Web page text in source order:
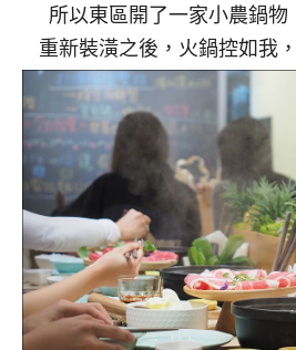
所以東區開了一家小農鍋
重新裝潢之後，火鍋控如我